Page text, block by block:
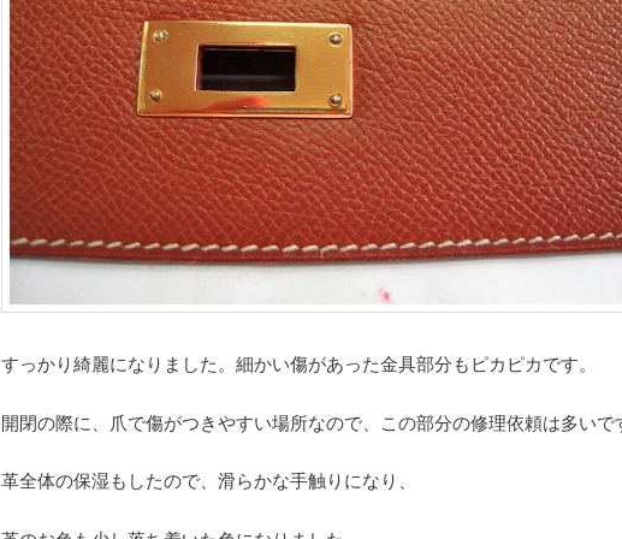
すっかり綺麗になりました。細かい傷があった金具部分もピカピカです。
開閉の際に、爪で傷がつきやすい場所なので、この部分の修理依頼は多いで
革全体の保湿もしたので、滑らかな手触りになり、